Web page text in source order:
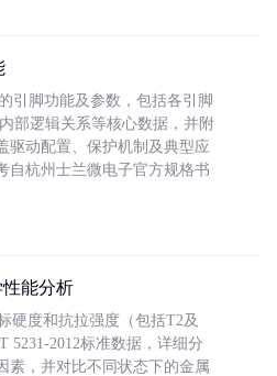
引脚功能及参数，包括各引脚
部逻辑关系等核心数据，并附
驱动配置、保护机制及典型应
自杭州士兰微电子官方规格书
能分析
硬度和抗拉强度（包括T2及
5231-2012标准数据，详细分
素，并对比不同状态下的金属